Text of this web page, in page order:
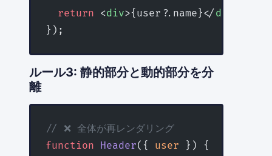
  return
<div>{user?.name}</ div
});
ルール3: 静的部分と動的部分を分
離
// ❌ 全体が再レンダリング
function Header({ user }) {